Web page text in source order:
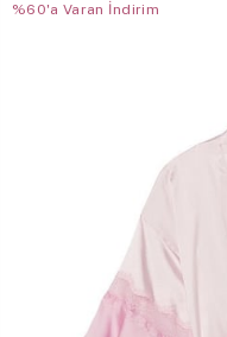
%60'a Varan İndirim